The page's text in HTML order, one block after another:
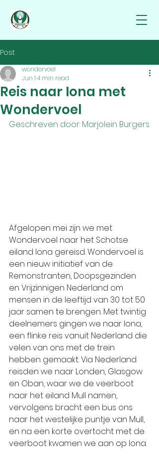
Post
Reis naar Iona met
Wondervoel
wondervoel
Jun 14 min read
Geschreven door: Marjolein Burgers
Afgelopen mei zijn we met
Wondervoel naar het Schotse
eiland Iona gereisd. Wondervoel is
een nieuw initiatief van de
Remonstranten, Doopsgezinden
en Vrijzinnigen Nederland om
mensen in de leeftijd van 30 tot 50
jaar samen te brengen. Met twintig
deelnemers gingen we naar Iona,
een flinke reis vanuit Nederland die
velen van ons met de trein
hebben gemaakt. Via Nederland
reisden we naar Londen, Glasgow
en Oban, waar we de veerboot
naar het eiland Mull namen,
vervolgens bracht een bus ons
naar het westelijke puntje van Mull,
en na een korte overtocht met de
veerboot kwamen we aan op Iona.